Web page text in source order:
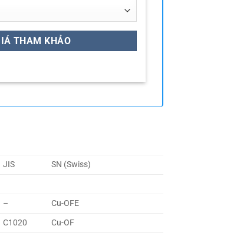
JIS
SN (Swiss)
–
Cu-OFE
C1020
Cu-OF